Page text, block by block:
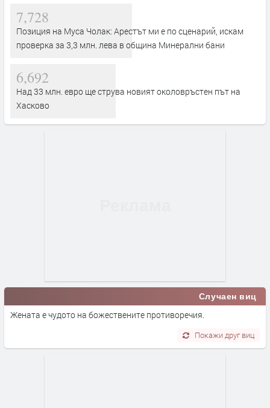
7,728
Позиция на Муса Чолак: Арестът ми е по сценарий, искам
проверка за 3,3 млн. лева в община Минерални бани
6,692
Над 33 млн. евро ще струва новият околовръстен път на
Хасково
Случаен виц
Жената е чудото на божествените противоречия.
Покажи друг виц